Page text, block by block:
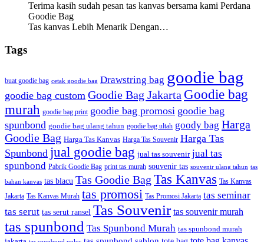
Terima kasih sudah pesan tas kanvas bersama kami Perdana
Goodie Bag
Tas kanvas Lebih Menarik Dengan…
Tags
buat goodie bag cetak goodie bag Drawstring bag goodie bag
goodie bag custom Goodie Bag Jakarta Goodie bag
murah goodie bag print goodie bag promosi goodie bag
spunbond goodie bag ulang tahun goodie bag ultah goody bag Harga
Goodie Bag Harga Tas Kanvas Harga Tas Souvenir Harga Tas
Spunbond jual goodie bag jual tas souvenir jual tas
spunbond Pabrik Goodie Bag print tas murah souvenir tas souvenir ulang tahun tas
bahan kanvas tas blacu Tas Goodie Bag Tas Kanvas Tas Kanvas
Jakarta Tas Kanvas Murah tas promosi Tas Promosi Jakarta tas seminar
tas serut tas serut ransel Tas Souvenir tas souvenir murah
tas spunbond Tas Spunbond Murah tas spunbond murah